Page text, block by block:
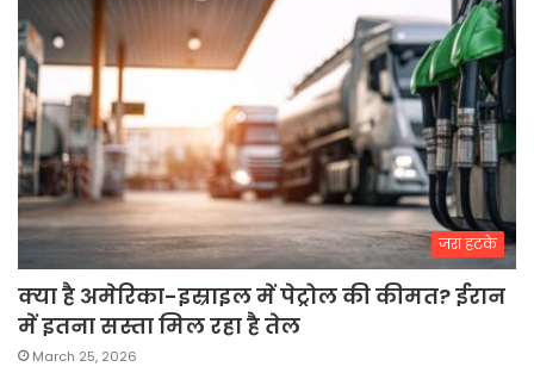
जरा हटके
क्या है अमेरिका-इस्राइल में पेट्रोल की कीमत? ईरान
में इतना सस्ता मिल रहा है तेल
March 25, 2026